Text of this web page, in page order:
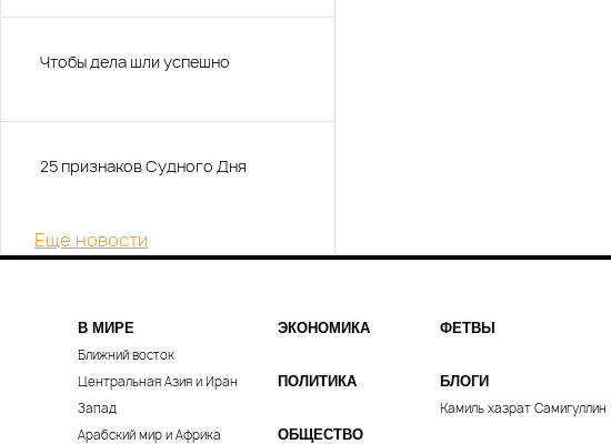
Чтобы дела шли успешно
25 признаков Судного Дня
Еще новости
В МИРЕ
Ближний восток
Центральная Азия и Иран
Запад
Арабский мир и Африка
ЭКОНОМИКА
ПОЛИТИКА
ОБЩЕСТВО
ФЕТВЫ
БЛОГИ
Камиль хазрат Самигуллин